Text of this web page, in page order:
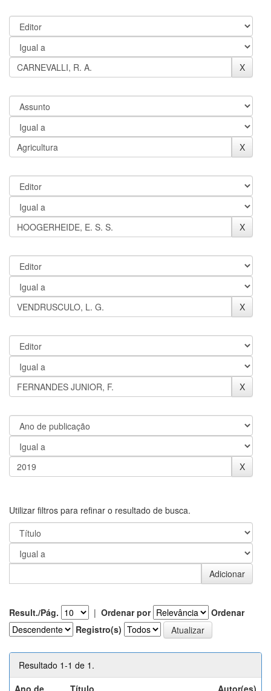
Utilizar filtros para refinar o resultado de busca.
Result./Pág. | Ordenar por
Ordenar
Registro(s)
Resultado 1-1 de 1.
Ano de
Título Autor(es)